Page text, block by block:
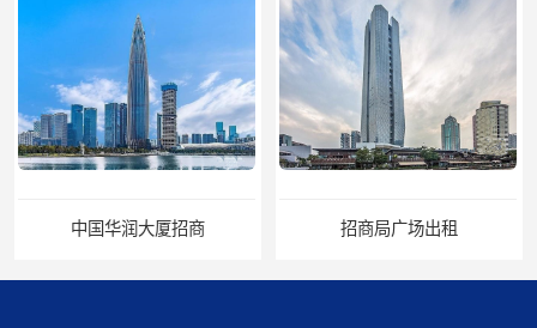
招商局广场出租 华润置地大厦招租